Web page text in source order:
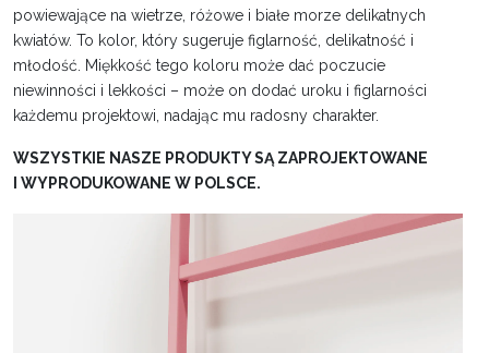
powiewające na wietrze, różowe i białe morze delikatnych
kwiatów. To kolor, który sugeruje figlarność, delikatność i
młodość. Miękkość tego koloru może dać poczucie
niewinności i lekkości – może on dodać uroku i figlarności
każdemu projektowi, nadając mu radosny charakter.
WSZYSTKIE NASZE PRODUKTY SĄ ZAPROJEKTOWANE
I WYPRODUKOWANE W POLSCE.